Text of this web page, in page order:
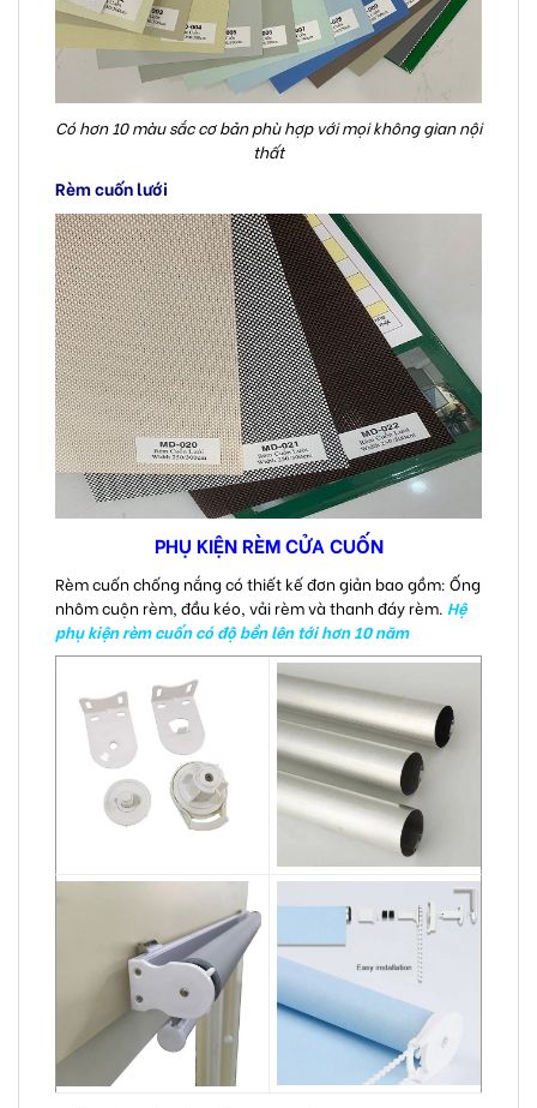
Có hơn 10 màu sắc cơ bản phù hợp với mọi không gian nội
thất
Rèm cuốn lưới
PHỤ KIỆN RÈM CỬA CUỐN
Rèm cuốn chống nắng có thiết kế đơn giản bao gồm: Ống
nhôm cuộn rèm, đầu kéo, vải rèm và thanh đáy rèm. Hệ
phụ kiện rèm cuốn có độ bền lên tới hơn 10 năm